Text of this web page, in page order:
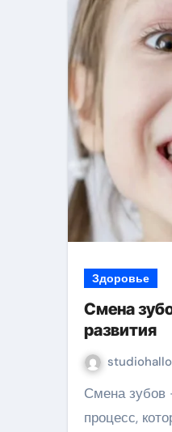
Здоровье
Смена
развития
Смена зубов — это естественный
процесс,